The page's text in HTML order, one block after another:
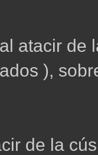
atacir de
),
de la